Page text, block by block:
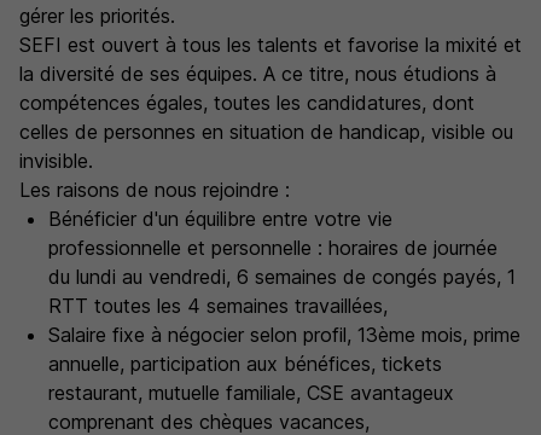
gérer les priorités.
SEFI est ouvert à tous les talents et favorise la mixité et
la diversité de ses équipes. A ce titre, nous étudions à
compétences égales, toutes les candidatures, dont
celles de personnes en situation de handicap, visible ou
invisible.
Les raisons de nous rejoindre :
Bénéficier d'un équilibre entre votre vie
professionnelle et personnelle : horaires de journée
du lundi au vendredi, 6 semaines de congés payés, 1
RTT toutes les 4 semaines travaillées,
Salaire fixe à négocier selon profil, 13ème mois, prime
annuelle, participation aux bénéfices, tickets
restaurant, mutuelle familiale, CSE avantageux
comprenant des chèques vacances,